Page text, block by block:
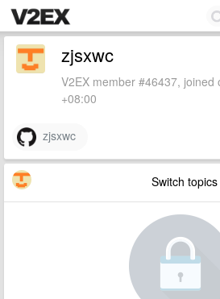
zjsxwc
V2EX member #46437,
+08:00
zjsxwc
Switch